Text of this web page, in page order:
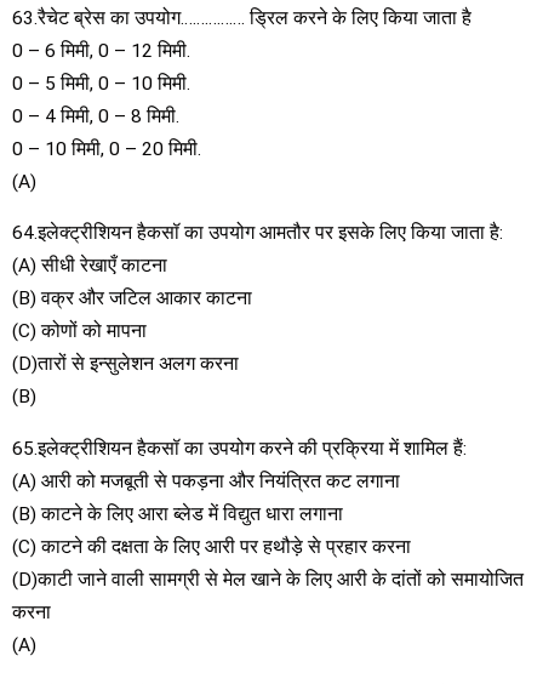
63.रैचेट ब्रेस का उपयोग……………. ड्रिल करने के लिए किया जाता है
0 – 6 मिमी, 0 – 12 मिमी.
0 – 5 मिमी, 0 – 10 मिमी.
0 – 4 मिमी, 0 – 8 मिमी.
0 – 10 मिमी, 0 – 20 मिमी.
(A)
64.इलेक्ट्रीशियन हैकसॉ का उपयोग आमतौर पर इसके लिए किया जाता है:
(A) सीधी रेखाएँ काटना
(B) वक्र और जटिल आकार काटना
(C) कोणों को मापना
(D)तारों से इन्सुलेशन अलग करना
(B)
65.इलेक्ट्रीशियन हैकसॉ का उपयोग करने की प्रक्रिया में शामिल हैं:
(A) आरी को मजबूती से पकड़ना और नियंत्रित कट लगाना
(B) काटने के लिए आरा ब्लेड में विद्युत धारा लगाना
(C) काटने की दक्षता के लिए आरी पर हथौड़े से प्रहार करना
(D)काटी जाने वाली सामग्री से मेल खाने के लिए आरी के दांतों को समायोजित
करना
(A)